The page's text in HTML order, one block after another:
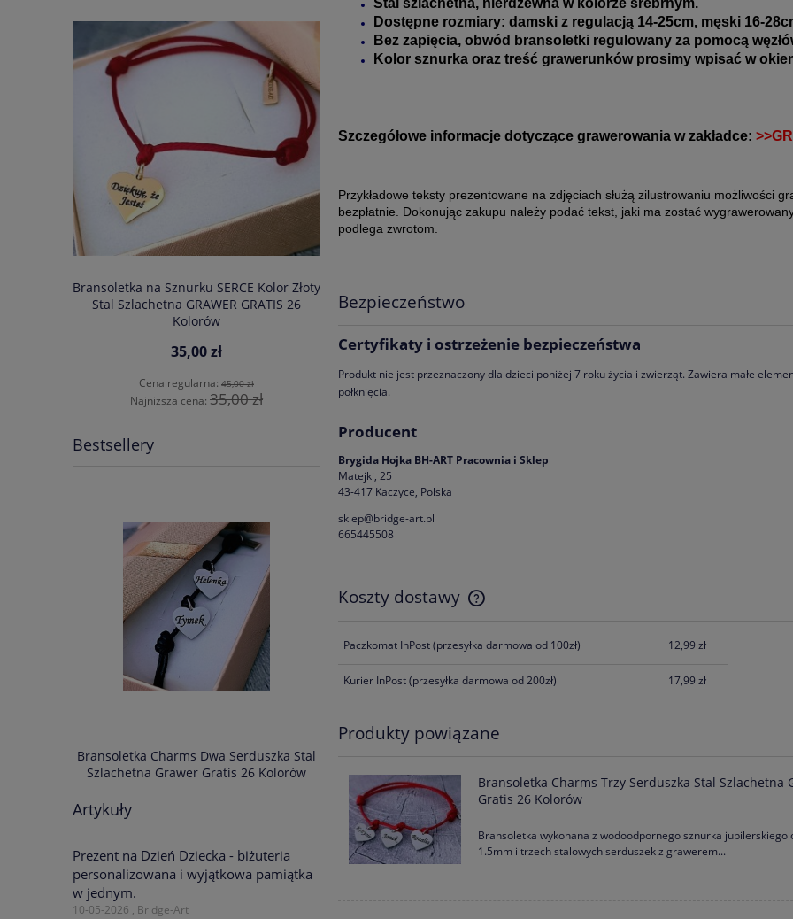
Bransoletka na Sznurku SERCE Kolor Złoty
Stal Szlachetna GRAWER GRATIS 26
Kolorów
35,00 zł
Cena regularna: 45,00 zł
Najniższa cena: 35,00 zł
Bransoletka z Kamieni Czarny Turmalin
169,00 zł 169,00 zł
Bestsellery
Bransoletka Charms Dwa Serduszka Stal
Szlachetna Grawer Gratis 26 Kolorów
Szlachetna Grawer Gratis 26 Kolorów
95,00 zł
Cena regularna:45,00 zł
Artykuły
Prezent na Dzień Dziecka - biżuteria
personalizowana i wyjątkowa pamiątka
w jednym.
10-05-2026 , Bridge-Art
Dostępne rozmiary: damski z regulacją 14-25cm, męski 16-
Bez zapięcia, obwód bransoletki regulowany za pomocą
Kolor sznurka oraz treść grawerunków prosimy wpisać w
Szczegółowe informacje dotyczące grawerowania w zakładce:
Przykładowe teksty prezentowane na zdjęciach służą zilustrowaniu możliwości
bezpłatnie. Dokonując zakupu należy podać tekst, jaki ma zostać
podlega zwrotom.
Bezpieczeństwo
Certyfikaty i ostrzeżenie bezpieczeństwa
Produkt nie jest przeznaczony dla dzieci poniżej 7 roku życia i zwierząt. Zawiera małe
połknięcia.
Producent
Brygida Hojka BH-ART Pracownia i Sklep
Matejki, 25
43-417 Kaczyce, Polska
sklep@bridge-art.pl
665445508
Koszty dostawy
Cena nie zawiera ewentualnych kosztów
Paczkomat InPost(przesyłka darmowa od 100zł) 12,99 zł
Kurier InPost(przesyłka darmowa od 200zł) 17,99 zł
Produkty powiązane
Bransoletka Charms Trzy Serduszka Stal Szlachetna
Gratis 26 Kolorów
Bransoletka wykonana z wodoodpornego sznurka jubilerskiego
1.5mm i trzech stalowych serduszek z grawerem...